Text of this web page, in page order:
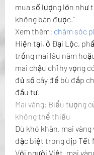
mua số lượng lớn như
không bán được."
Xem thêm: chăm sóc
Hiện tại, ở Đại Lộc,
trồng mai lâu năm
mai chậu chỉ hy vọng
đủ số cây để bù đắp
đầu tư.
Mai vàng: Biểu tượng
không thể thiếu
Dù khó khăn, mai vàng
đặc biệt trong dịp Tết
Với người Việt, mai